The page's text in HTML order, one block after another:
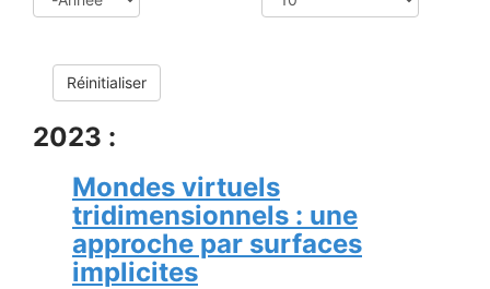
Réinitialiser
2023 :
Mondes virtuels
tridimensionnels : une
approche par surfaces
implicites